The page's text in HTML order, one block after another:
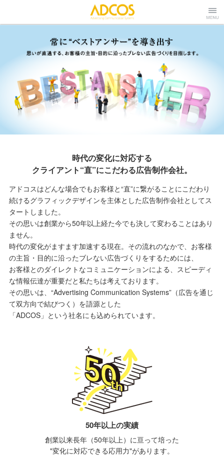
株式会社アドコ
ス
時代の変化に対応する
クライアント“直”にこだわる広告制作会社。
アドコスはどんな場合でもお客様と“直”に繋がることにこだわり
続けるグラフィックデザインを主体とした広告制作会社としてス
タートしました。
その思いは創業から50年以上経た今でも決して変わることはあり
ません。
時代の変化がますます加速する現在。その流れのなかで、お客様
の主旨・目的に沿ったブレない広告づくりをするためには、
お客様とのダイレクトなコミュニケーションによる、スピーディ
な情報伝達が重要だと私たちは考えております。
その思いは、“Advertising Communication Systems”（広告を通じ
て双方向で結びつく）を語源とした
「ADCOS」という社名にも込められています。
50年以上の実績
創業以来長年（50年以上）に亘って培った
"変化に対応できる応用力"があります。